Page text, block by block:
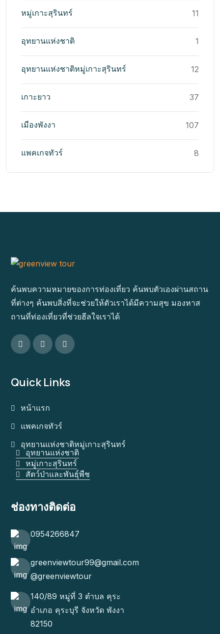
หมู่เกาะสุรินทร์ 11
อุทยานแห่งชาติ 1
อุทยานแห่งชาติหมู่เกาะสุรินทร์ 12
เกาะยาว 37
เมืองพังงา 107
แพคเกจทัวร์ 8
ค้นพบความหมายของการท่องเที่ยว ค้นพบตัวเองผ่านสถาน
ที่ต่างๆ ค้นพบสิ่งที่จะช่วยให้ตัวเราได้มีความสุข มองหาส
ถานที่ท่องเที่ยวที่ช่วยฮีลใจเราได้
Quick Links
หน้าแรก
แพคเกจทัวร์
อุทยานแห่งชาติหมู่เกาะสุรินทร์
อุทยานแห่งชาติ
หมู่เกาะสุรินทร์
สัตว์ป่าและพันธุ์พืช
ช่องทางติดต่อ
0954266847
greenviewtour99@gmail.com
@greenviewtour
140/89 หมู่ที่ 3 ตำบล คุระ
อำเภอ คุระบุรี จังหวัด พังงา
82150